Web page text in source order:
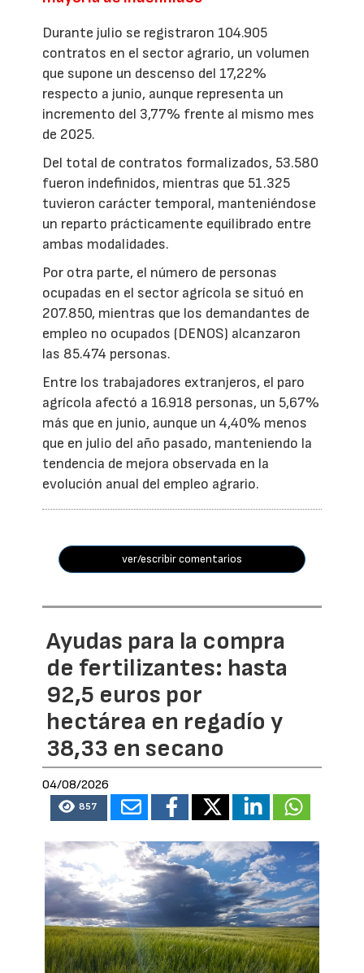
Durante julio se registraron 104.905
contratos en el sector agrario, un volumen
que supone un descenso del 17,22%
respecto a junio, aunque representa un
incremento del 3,77% frente al mismo mes
de 2025.
Del total de contratos formalizados, 53.580
fueron indefinidos, mientras que 51.325
tuvieron carácter temporal, manteniéndose
un reparto prácticamente equilibrado entre
ambas modalidades.
Por otra parte, el número de personas
ocupadas en el sector agrícola se situó en
207.850, mientras que los demandantes de
empleo no ocupados (DENOS) alcanzaron
las 85.474 personas.
Entre los trabajadores extranjeros, el paro
agrícola afectó a 16.918 personas, un 5,67%
más que en junio, aunque un 4,40% menos
que en julio del año pasado, manteniendo la
tendencia de mejora observada en la
evolución anual del empleo agrario.
ver/escribir comentarios
Ayudas para la compra
de fertilizantes: hasta
92,5 euros por
hectárea en regadío y
38,33 en secano
04/08/2026
857